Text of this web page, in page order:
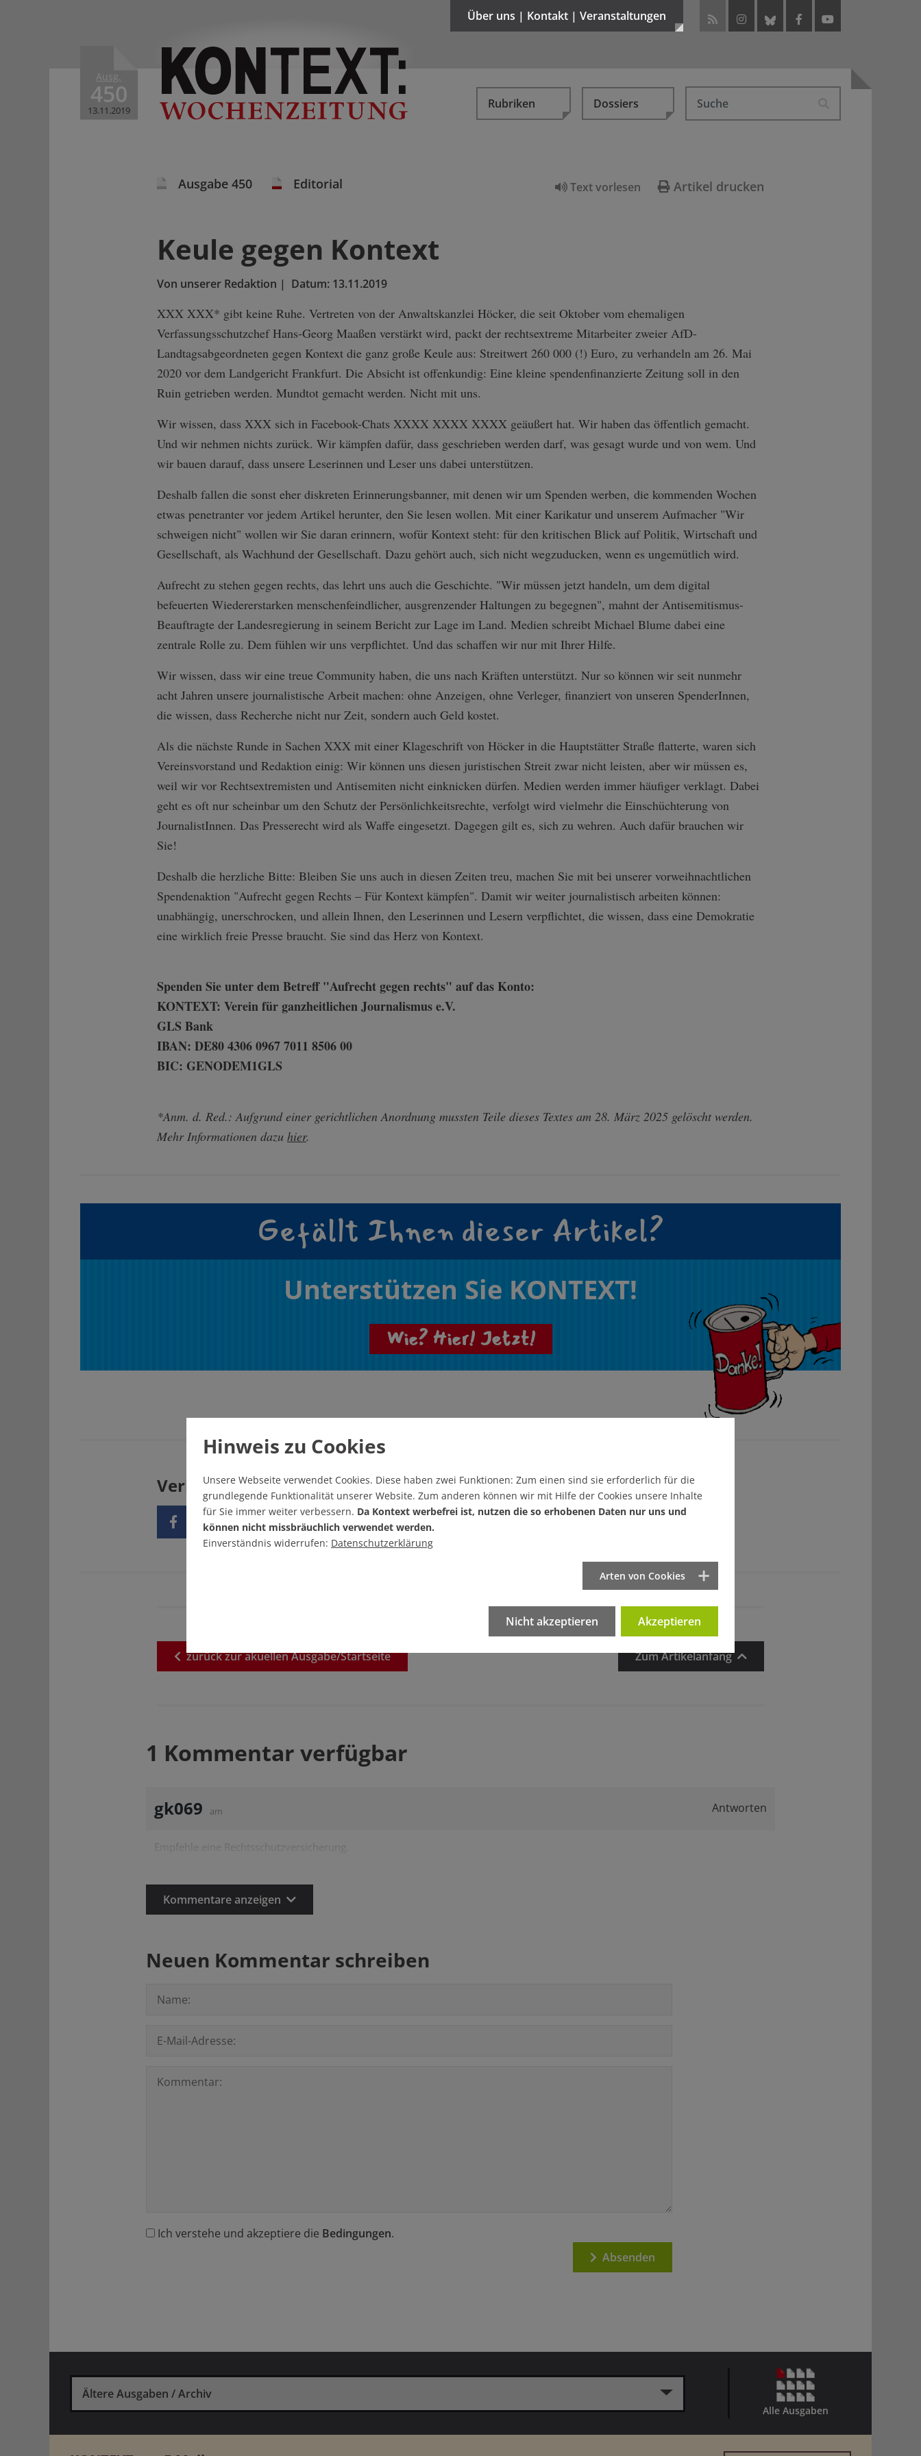
Ausg.
450
13.11.2019
Über uns | Kontakt | Veranstaltungen
Rubriken Dossiers
Text vorlesen Artikel drucken
Ausgabe 450 Editorial
Keule gegen Kontext
Von unserer Redaktion | Datum: 13.11.2019
XXX XXX* gibt keine Ruhe. Vertreten von der Anwaltskanzlei Höcker, die seit Oktober vom ehemaligen
Verfassungsschutzchef Hans-Georg Maaßen verstärkt wird, packt der rechtsextreme Mitarbeiter zweier AfD-
Landtagsabgeordneten gegen Kontext die ganz große Keule aus: Streitwert 260 000 (!) Euro, zu verhandeln am 26. Mai
2020 vor dem Landgericht Frankfurt. Die Absicht ist offenkundig: Eine kleine spendenfinanzierte Zeitung soll in den
Ruin getrieben werden. Mundtot gemacht werden. Nicht mit uns.
Wir wissen, dass XXX sich in Facebook-Chats XXXX XXXX XXXX geäußert hat. Wir haben das öffentlich gemacht.
Und wir nehmen nichts zurück. Wir kämpfen dafür, dass geschrieben werden darf, was gesagt wurde und von wem. Und
wir bauen darauf, dass unsere Leserinnen und Leser uns dabei unterstützen.
Deshalb fallen die sonst eher diskreten Erinnerungsbanner, mit denen wir um Spenden werben, die kommenden Wochen
etwas penetranter vor jedem Artikel herunter, den Sie lesen wollen. Mit einer Karikatur und unserem Aufmacher "Wir
schweigen nicht" wollen wir Sie daran erinnern, wofür Kontext steht: für den kritischen Blick auf Politik, Wirtschaft und
Gesellschaft, als Wachhund der Gesellschaft. Dazu gehört auch, sich nicht wegzuducken, wenn es ungemütlich wird.
Aufrecht zu stehen gegen rechts, das lehrt uns auch die Geschichte. "Wir müssen jetzt handeln, um dem digital
befeuerten Wiedererstarken menschenfeindlicher, ausgrenzender Haltungen zu begegnen", mahnt der Antisemitismus-
Beauftragte der Landesregierung in seinem Bericht zur Lage im Land. Medien schreibt Michael Blume dabei eine
zentrale Rolle zu. Dem fühlen wir uns verpflichtet. Und das schaffen wir nur mit Ihrer Hilfe.
Wir wissen, dass wir eine treue Community haben, die uns nach Kräften unterstützt. Nur so können wir seit nunmehr
acht Jahren unsere journalistische Arbeit machen: ohne Anzeigen, ohne Verleger, finanziert von unseren SpenderInnen,
die wissen, dass Recherche nicht nur Zeit, sondern auch Geld kostet.
Als die nächste Runde in Sachen XXX mit einer Klageschrift von Höcker in die Hauptstätter Straße flatterte, waren sich
Vereinsvorstand und Redaktion einig: Wir können uns diesen juristischen Streit zwar nicht leisten, aber wir müssen es,
weil wir vor Rechtsextremisten und Antisemiten nicht einknicken dürfen. Medien werden immer häufiger verklagt. Dabei
geht es oft nur scheinbar um den Schutz der Persönlichkeitsrechte, verfolgt wird vielmehr die Einschüchterung von
JournalistInnen. Das Presserecht wird als Waffe eingesetzt. Dagegen gilt es, sich zu wehren. Auch dafür brauchen wir
Sie!
Deshalb die herzliche Bitte: Bleiben Sie uns auch in diesen Zeiten treu, machen Sie mit bei unserer vorweihnachtlichen
Spendenaktion "Aufrecht gegen Rechts – Für Kontext kämpfen". Damit wir weiter journalistisch arbeiten können:
unabhängig, unerschrocken, und allein Ihnen, den Leserinnen und Lesern verpflichtet, die wissen, dass eine Demokratie
eine wirklich freie Presse braucht. Sie sind das Herz von Kontext.
Spenden Sie unter dem Betreff "Aufrecht gegen rechts" auf das Konto:
KONTEXT: Verein für ganzheitlichen Journalismus e.V.
GLS Bank
IBAN: DE80 4306 0967 7011 8506 00
BIC: GENODEM1GLS
*Anm. d. Red.: Aufgrund einer gerichtlichen Anordnung mussten Teile dieses Textes am 28. März 2025 gelöscht werden.
Mehr Informationen dazu hier.
Gefällt Ihnen dieser Artikel?
Unterstützen Sie KONTEXT!
Wie? Hier! Jetzt!
Verbreiten Sie unseren Artikel
Artikel drucken
zurückzurakuellenAusgabe/Startseite Zum Artikelanfang
1 Kommentar verfügbar
gk069 am Antworten
Empfehle eine Rechtsschutzversicherung.
Kommentare anzeigen
Neuen Kommentar schreiben
Ich verstehe und akzeptiere die Bedingungen.
Absenden
Ältere Ausgaben / Archiv
Alle Ausgaben
Hinweis zu Cookies
Unsere Webseite verwendet Cookies. Diese haben zwei Funktionen: Zum einen sind sie erforderlich für die
grundlegende Funktionalität unserer Website. Zum anderen können wir mit Hilfe der Cookies unsere Inhalte
für Sie immer weiter verbessern. Da Kontext werbefrei ist, nutzen die so erhobenen Daten nur uns und
können nicht missbräuchlich verwendet werden.
Einverständnis widerrufen: Datenschutzerklärung
Arten von Cookies
Nicht akzeptieren Akzeptieren